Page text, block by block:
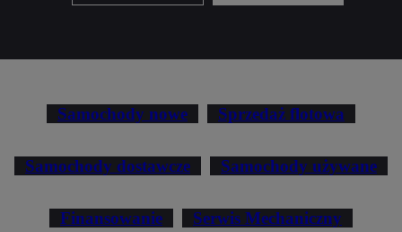
Samochody nowe Sprzedaż flotowa
Samochody dostawcze Samochody używane
Finansowanie Serwis Mechaniczny